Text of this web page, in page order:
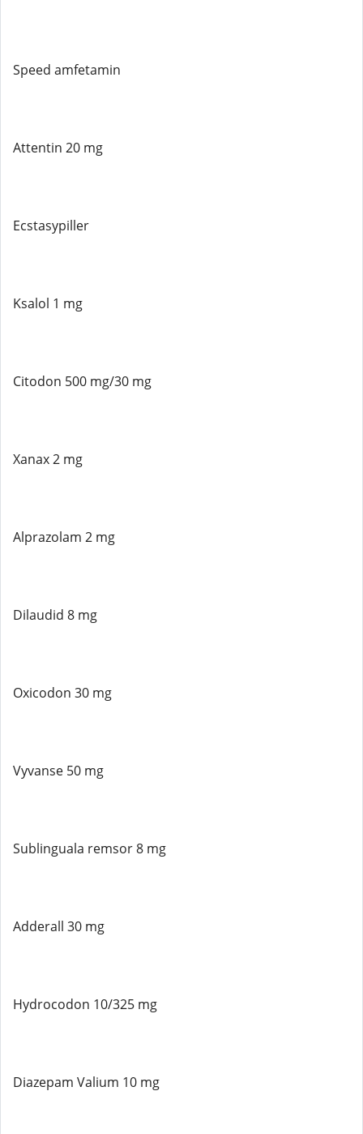
Speed ​​amfetamin
Attentin 20 mg
Ecstasypiller
Ksalol 1 mg
Citodon 500 mg/30 mg
Xanax 2 mg
Alprazolam 2 mg
Dilaudid 8 mg
Oxicodon 30 mg
Vyvanse 50 mg
Sublinguala remsor 8 mg
Adderall 30 mg
Hydrocodon 10/325 mg
Diazepam Valium 10 mg